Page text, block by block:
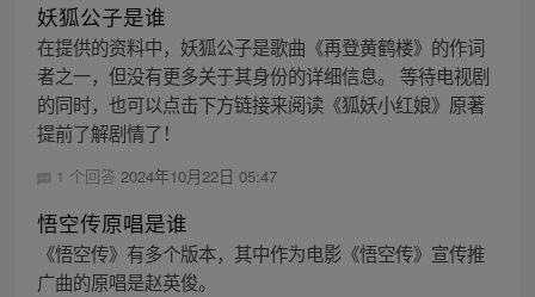
妖狐公子是谁
在提供的资料中，妖狐公子是歌曲《再登黄鹤楼》的作词
者之一，但没有更多关于其身份的详细信息。 等待电视剧
的同时，也可以点击下方链接来阅读《狐妖小红娘》原著
提前了解剧情了！
1 个回答 2024年10月22日 05:47
悟空传原唱是谁
《悟空传》有多个版本，其中作为电影《悟空传》宣传推
广曲的原唱是赵英俊。